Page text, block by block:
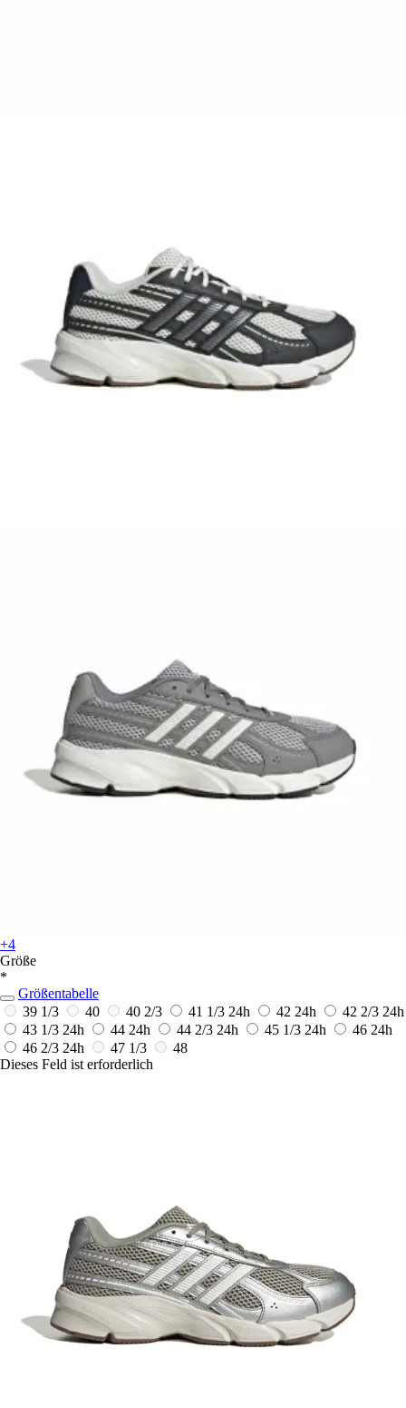
+4
Größe
*
Größentabelle
39 1/3
40 40 2/3 41 1/3 24h 42 24h 42 2/3 24h
43 1/3 24h 44 24h 44 2/3 24h 45 1/3 24h 46 24h
46 2/3 24h 47 1/3
48
Dieses Feld ist erforderlich